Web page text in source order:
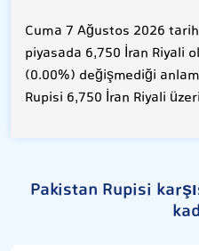
Cuma 7 Ağustos 2026
piyasada 6,750 İran Riyali
(0.00%) değişmediği
Rupisi 6,750 İran Riyali
Pakistan Rupisi